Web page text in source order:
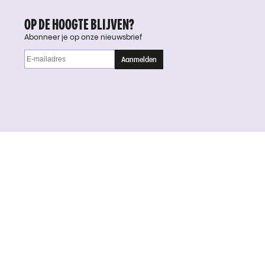
OP DE HOOGTE BLIJVEN?
Abonneer je op onze nieuwsbrief